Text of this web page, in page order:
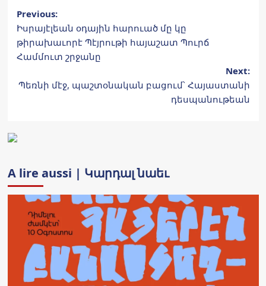
Post
navigation
Previous:
Իսրայէլեան օդային հարուած մը կը
թիրախաւորէ Պէյրութի հայաշատ Պուրճ
Համմուտ շրջանը
Next:
Պեռնի մէջ, պաշտօնական բացում՝ Հայաստանի
դեսպանութեան
A lire aussi | Կարդալ նաեւ